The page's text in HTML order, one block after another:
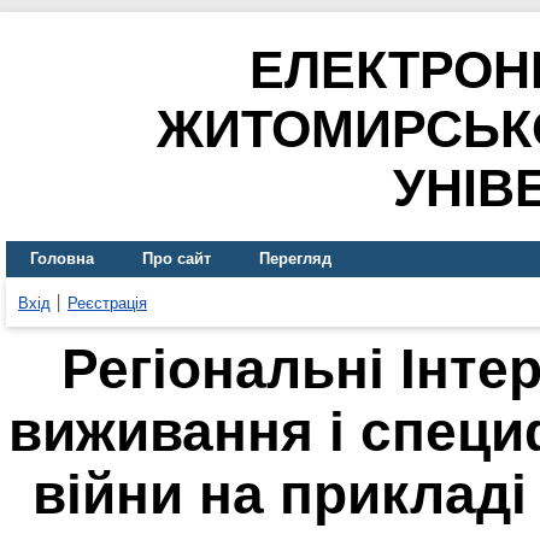
Головна Про сайт Перегляд
Вхід Реєстрація
Регіональні
виживання і
війни на